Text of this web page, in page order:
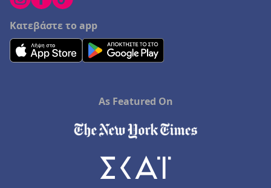
Κατεβάστε το app
As Featured On